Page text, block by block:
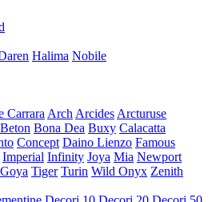
Halima Nobile
Carrara Arch Arcides Arcturuse
Beton Bona Dea Buxy Calacatta
Concept Daino Lienzo Famous
Imperial Infinity Joya Mia Newport
Tiger Turin Wild Onyx Zenith